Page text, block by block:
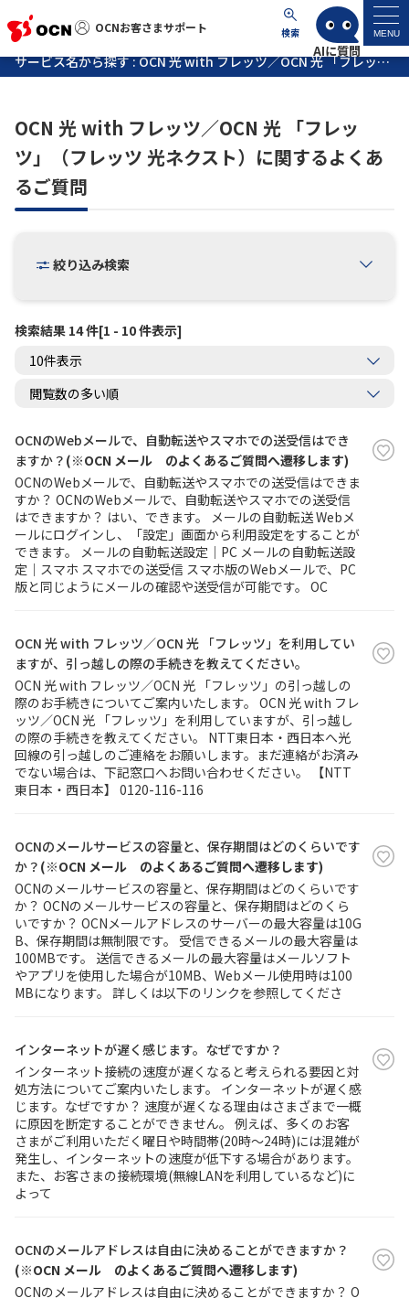
OCNお客さまサポート 検索 MENU
OCNお客さまサポート
マイページ
サポートトップ
サービス名から探す
お問い合わせ
履歴・お気に入り
お知らせ サポートサイトの使い方
NTTドコモビジネスのお客さ
まはこちら
工事・故障情報通知
サービス
サービス名から探す : OCN 光 with フレッツ／OCN 光 「フレッツ」（フレッツ 光ネクスト）に関するよくあるご質問
OCN 光 with フレッツ／OCN 光 「フレッ
ツ」（フレッツ 光ネクスト）に関するよくあ
るご質問
絞り込み検索
検索結果 14 件[1 - 10 件表示]
OCNのWebメールで、自動転送やスマホでの送受信はでき
ますか？ (※OCN メール のよくあるご質問へ遷移します)
OCNのWebメールで、自動転送やスマホでの送受信はできま
すか？ OCNのWebメールで、自動転送やスマホでの送受信
はできますか？ はい、できます。 メールの自動転送 Webメ
ールにログインし、「設定」画面から利用設定をすることが
できます。 メールの自動転送設定｜PC メールの自動転送設
定｜スマホ スマホでの送受信 スマホ版のWebメールで、PC
版と同じようにメールの確認や送受信が可能です。 OC
OCN 光 with フレッツ／OCN 光 「フレッツ」を利用してい
ますが、引っ越しの際の手続きを教えてください。
OCN 光 with フレッツ／OCN 光 「フレッツ」の引っ越しの
際のお手続きについてご案内いたします。 OCN 光 with フレ
ッツ／OCN 光 「フレッツ」を利用していますが、引っ越し
の際の手続きを教えてください。 NTT東日本・西日本へ光
回線の引っ越しのご連絡をお願いします。まだ連絡がお済み
でない場合は、下記窓口へお問い合わせください。 【NTT
東日本・西日本】 0120-116-116
OCNのメールサービスの容量と、保存期間はどのくらいです
か？ (※OCN メール のよくあるご質問へ遷移します)
OCNのメールサービスの容量と、保存期間はどのくらいです
か？ OCNのメールサービスの容量と、保存期間はどのくら
いですか？ OCNメールアドレスのサーバーの最大容量は10G
B、保存期間は無制限です。 受信できるメールの最大容量は
100MBです。 送信できるメールの最大容量はメールソフト
やアプリを使用した場合が10MB、Webメール使用時は100
MBになります。 詳しくは以下のリンクを参照してくださ
インターネットが遅く感じます。なぜですか？
インターネット接続の速度が遅くなると考えられる要因と対
処方法についてご案内いたします。 インターネットが遅く感
じます。なぜですか？ 速度が遅くなる理由はさまざまで一概
に原因を断定することができません。 例えば、多くのお客
さまがご利用いただく曜日や時間帯(20時～24時)には混雑が
発生し、インターネットの速度が低下する場合があります。
また、お客さまの接続環境(無線LANを利用しているなど)に
よって
OCNのメールアドレスは自由に決めることができますか？
(※OCN メール のよくあるご質問へ遷移します)
OCNのメールアドレスは自由に決めることができますか？ O